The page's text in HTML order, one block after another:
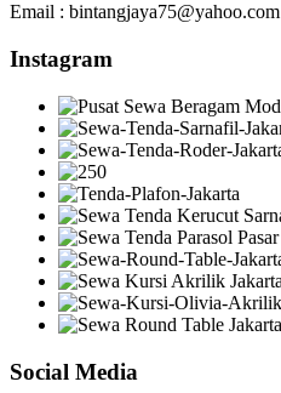
Email : bintangjaya75@yahoo.com
Instagram
Social Media